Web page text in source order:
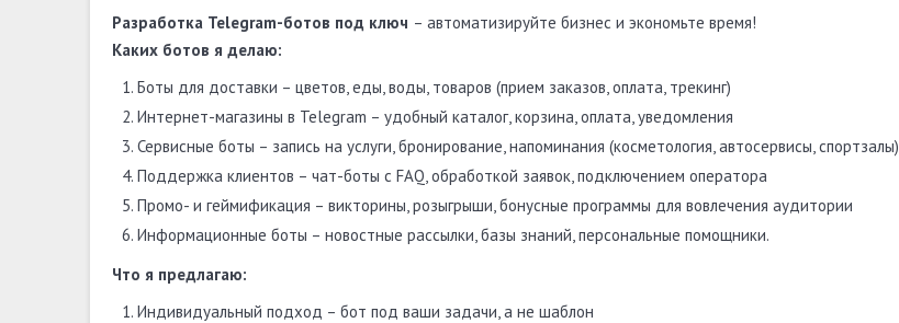
Разработка Telegram-ботов под ключ – автоматизируйте бизнес и экономьте время!
Каких ботов я делаю:
Боты для доставки – цветов, еды, воды, товаров (прием заказов, оплата, трекинг)
Интернет-магазины в Telegram – удобный каталог, корзина, оплата, уведомления
Сервисные боты – запись на услуги, бронирование, напоминания (косметология, автосервисы, спортзалы)
Поддержка клиентов – чат-боты с FAQ, обработкой заявок, подключением оператора
Промо- и геймификация – викторины, розыгрыши, бонусные программы для вовлечения аудитории
Информационные боты – новостные рассылки, базы знаний, персональные помощники.
Что я предлагаю:
Индивидуальный подход – бот под ваши задачи, а не шаблон